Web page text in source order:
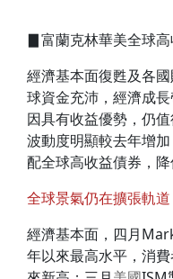
▊富蘭克林華美全球高
經濟基本面復甦及各
球資金充沛，經濟成
因具有收益優勢，仍
波動度明顯較去年增
配全球高收益債券，降
全球景氣仍在擴張軌道
經濟基本面，四月
年以來最高水平，消